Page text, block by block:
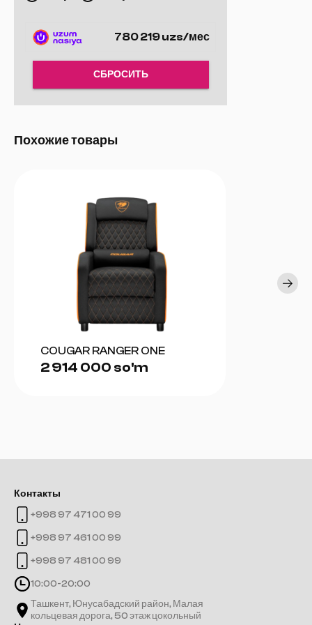
780 219 uzs/мес
СБРОСИТЬ
Похожие товары
COUGAR RANGER ONE
2 914 000 so'm
Контакты
+998 97 471 00 99
+998 97 461 00 99
+998 97 481 00 99
10:00-20:00
Ташкент, Юнусабадский район, Малая
кольцевая дорога, 50 этаж цокольный